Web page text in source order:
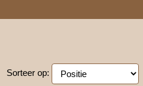
Sorteer op: